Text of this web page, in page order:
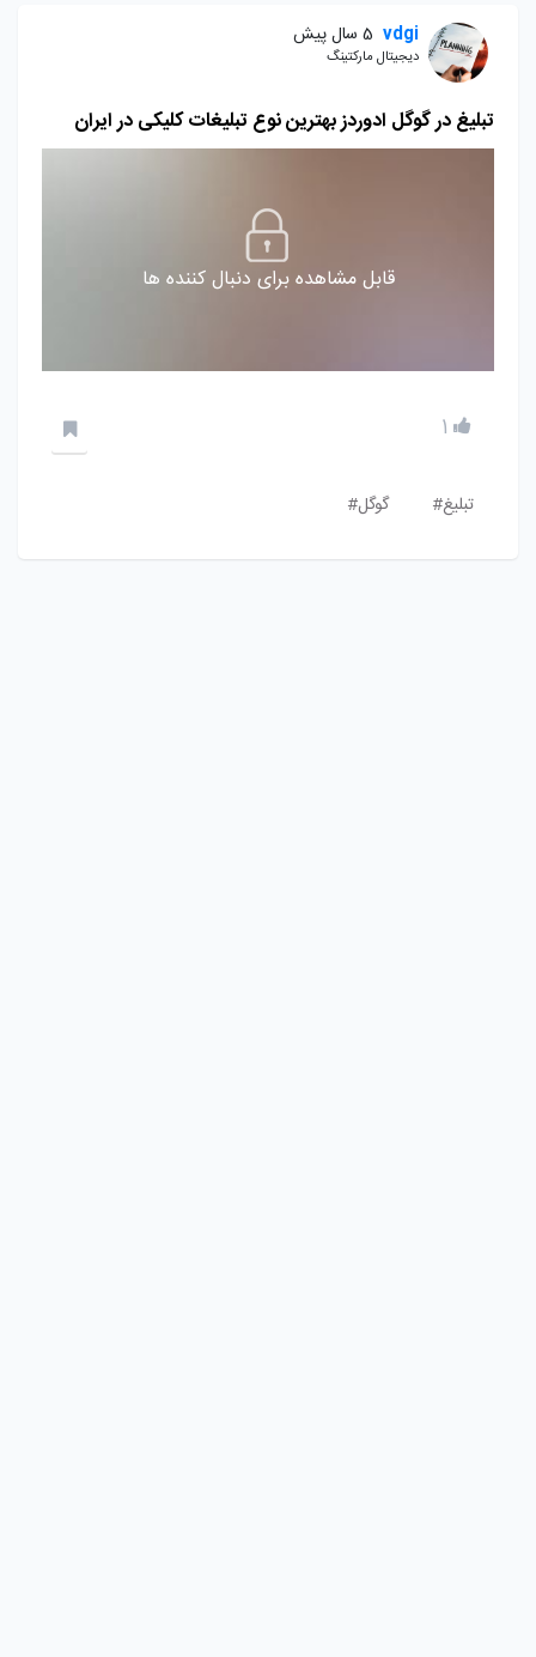
vdgi 5 سال پیش
دیجیتال مارکتینگ
تبلیغ در گوگل ادوردز بهترین نوع تبلیغات کلیکی در ایران
قابل مشاهده برای دنبال کننده ها
1
تبلیغ# گوگل#